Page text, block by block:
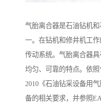
气胎离合器是石油钻机
一。在钻机和修井机工
传动系统。气胎离合器
均匀、可靠的特点。依
2010《石油钻采设备用
备的相关要求，并参照